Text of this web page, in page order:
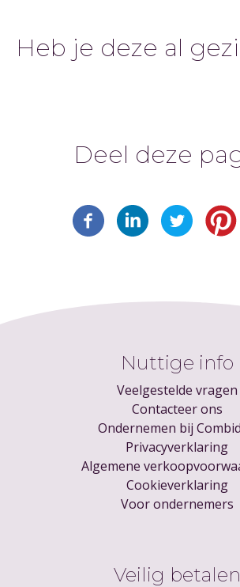
Heb je deze al
Deel deze
Nuttige info
Veelgestelde vragen
Contacteer ons
Ondernemen bij
Privacyverklaring
Algemene
Cookieverklaring
Voor ondernemers
Veilig betalen